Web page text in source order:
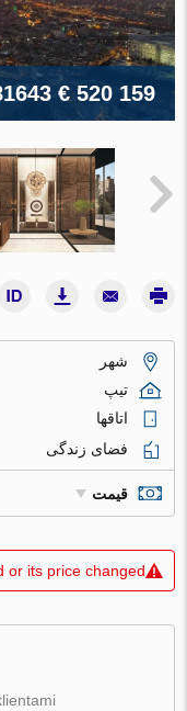
€ 520 159
شهر
تیپ
اتاقها
فضای زندگی
قیمت
or its price changed